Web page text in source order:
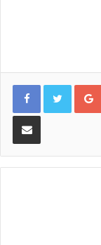
E-Posta ile paylaş